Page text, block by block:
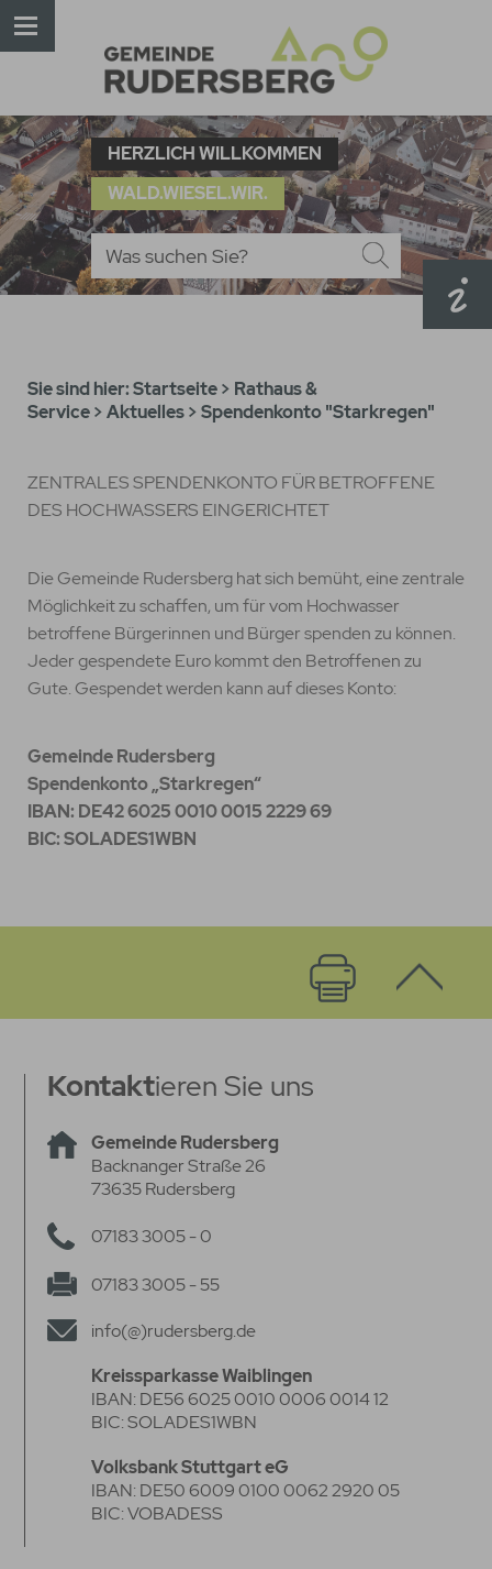
HERZLICH WILLKOMMEN
WALD.WIESEL.WIR.
Sie sind hier:Startseite> Rathaus &
Service>Aktuelles>Spendenkonto "Starkregen"
ZENTRALES SPENDENKONTO FÜR BETROFFENE
DES HOCHWASSERS EINGERICHTET
Die Gemeinde Rudersberg hat sich bemüht, eine zentrale
Möglichkeit zu schaffen, um für vom Hochwasser
betroffene Bürgerinnen und Bürger spenden zu können.
Jeder gespendete Euro kommt den Betroffenen zu
Gute. Gespendet werden kann auf dieses Konto:
Gemeinde Rudersberg
Spendenkonto „Starkregen“
IBAN: DE42 6025 0010 0015 2229 69
BIC: SOLADES1WBN
Kontaktieren Sie uns
Gemeinde Rudersberg
Backnanger Straße 26
73635 Rudersberg
07183 3005 - 0
07183 3005 - 55
info(@)rudersberg.de
Kreissparkasse Waiblingen
IBAN: DE56 6025 0010 0006 0014 12
BIC: SOLADES1WBN
Volksbank Stuttgart eG
IBAN: DE50 6009 0100 0062 2920 05
BIC: VOBADESS